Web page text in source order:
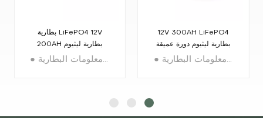
بطارية LiFePO4 12V
200AH بطارية ليثيوم
12V 300AH LiFePO4
بطارية ليثيوم دورة عميقة